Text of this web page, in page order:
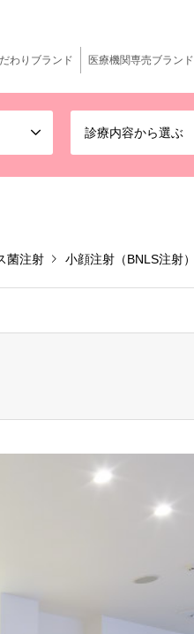
診療内容から選ぶ
わりブランド 医療機関専売ブランド
菌注射 小顔注射（BNLS注射）